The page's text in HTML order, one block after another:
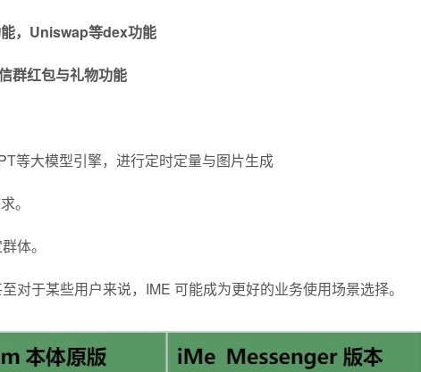
，Uniswap等dex功能
群红包与礼物功能
等大模型引擎，进行定时定量与图片生成
。
体。
对于某些用户来说，IME 可能成为更好的业务使用场景选择。